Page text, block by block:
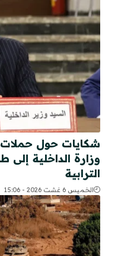
شكايات حول حملات
وزارة الداخلية
الترابية
الخميس 6 غشت 2026 - 15:06